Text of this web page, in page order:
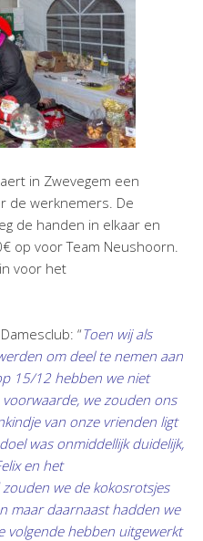
in Zwevegem een
de werknemers. De
de handen in elkaar en
op voor Team Neushoorn.
voor het
“Toen wij als
om deel te nemen aan
15/12 hebben we niet
we zouden ons
van onze vrienden ligt
was onmiddellijk duidelijk,
en het
we de kokosrotsjes
maar daarnaast hadden we
volgende hebben uitgewerkt